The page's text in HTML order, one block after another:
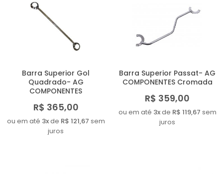
Barra Superior Gol
Quadrado- AG
COMPONENTES
R$ 365,00
ou em até 3xde R$ 121,67 sem
juros
Barra Superior Passat- AG
COMPONENTES Cromada
R$ 359,00
ou em até 3xde R$ 119,67 sem
juros